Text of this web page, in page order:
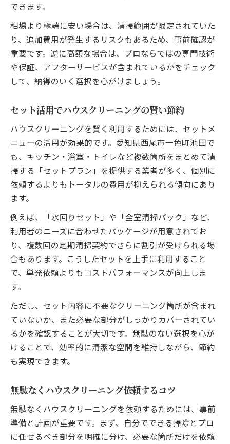
できます。
相場より極端に安い場合は、清掃範囲が限定されていた
り、追加費用が発生するリスクもあるため、事前確認が
重要です。逆に高額な場合は、プロならではの専門技術
や保証、アフターサービスが含まれているかをチェック
して、納得のいく選択を心がけましょう。
セット活用でハウスクリーニングの賢い節約
ハウスクリーニングを賢く利用するためには、セットメ
ニューの活用が効果的です。愛知県西尾市一色町池田で
も、キッチン・浴室・トイレなど複数箇所をまとめて清
掃する「セットプラン」を提供する業者が多く、個別に
依頼するよりもトータルの費用が抑えられる傾向にあり
ます。
例えば、「水回りセット」や「全室清掃パック」など、
利用者のニーズに合わせたパッケージが用意されてお
り、複数回の定期清掃契約でさらに割引が受けられる場
合もあります。こうしたセットを上手に利用すること
で、単発依頼よりもコストパフォーマンスが向上しま
す。
ただし、セット内容に不要なクリーニング箇所が含まれ
ていないか、また必要な部分がしっかりカバーされてい
るかを確認することが大切です。無駄のない選択を心が
けることで、効率的に清潔な空間を維持しながら、節約
も実現できます。
無駄なくハウスクリーニング依頼するコツ
無駄なくハウスクリーニングを依頼するためには、事前
準備と計画が重要です。まず、自分でできる掃除とプロ
に任せるべき部分を明確に分け、必要な箇所だけを依頼